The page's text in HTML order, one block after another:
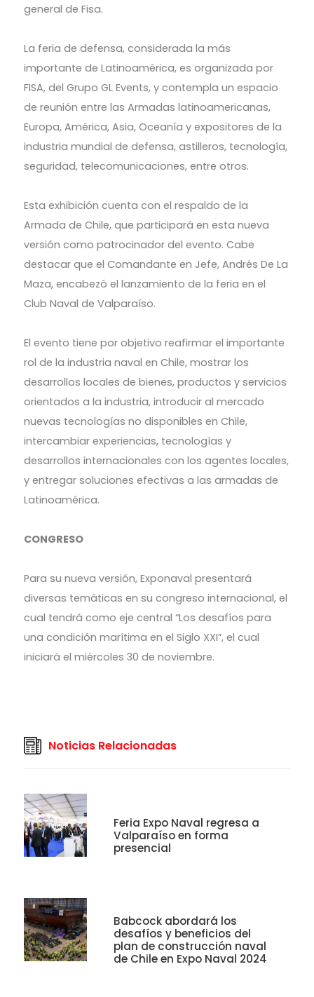
general de Fisa.
La feria de defensa, considerada la más
importante de Latinoamérica, es organizada por
FISA, del Grupo GL Events, y contempla un espacio
de reunión entre las Armadas latinoamericanas,
Europa, América, Asia, Oceanía y expositores de la
industria mundial de defensa, astilleros, tecnología,
seguridad, telecomunicaciones, entre otros.
Esta exhibición cuenta con el respaldo de la
Armada de Chile, que participará en esta nueva
versión como patrocinador del evento. Cabe
destacar que el Comandante en Jefe, Andrés De La
Maza, encabezó el lanzamiento de la feria en el
Club Naval de Valparaíso.
El evento tiene por objetivo reafirmar el importante
rol de la industria naval en Chile, mostrar los
desarrollos locales de bienes, productos y servicios
orientados a la industria, introducir al mercado
nuevas tecnologías no disponibles en Chile,
intercambiar experiencias, tecnologías y
desarrollos internacionales con los agentes locales,
y entregar soluciones efectivas a las armadas de
Latinoamérica.
CONGRESO
Para su nueva versión, Exponaval presentará
diversas temáticas en su congreso internacional, el
cual tendrá como eje central “Los desafíos para
una condición marítima en el Siglo XXI”, el cual
iniciará el miércoles 30 de noviembre.
Noticias Relacionadas
Feria Expo Naval regresa a
Valparaíso en forma
presencial
Babcock abordará los
desafíos y beneficios del
plan de construcción naval
de Chile en Expo Naval 2024